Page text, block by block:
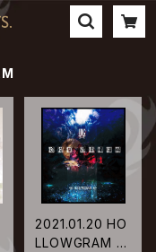
2021.01.20 HO
LLOWGRAM /